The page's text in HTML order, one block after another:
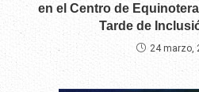
en el Centro de
Tarde de
24 marzo,